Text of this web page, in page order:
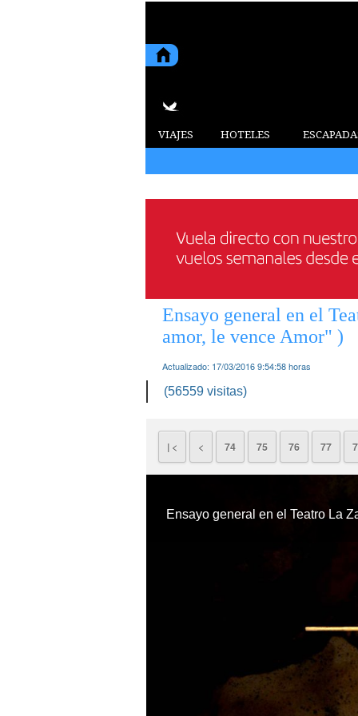
VIAJES HOTELES
Ensayo general en el
amor, le vence Amor" )
Actualizado: 17/03/2016 9:54:58horas
(56559 visitas)
| < < 74 75 76 77
Ensayo general en el Teatro La